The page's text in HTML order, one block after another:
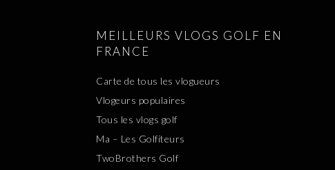
MEILLEURS VLOGS GOLF EN
FRANCE
Carte de tous les vlogueurs
Vlogeurs populaires
Tous les vlogs golf
Ma – Les Golfiteurs
TwoBrothers Golf